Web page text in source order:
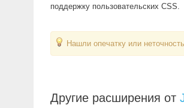
поддержку пользовательских CSS.
Нашли опечатку или
Другие расширения от